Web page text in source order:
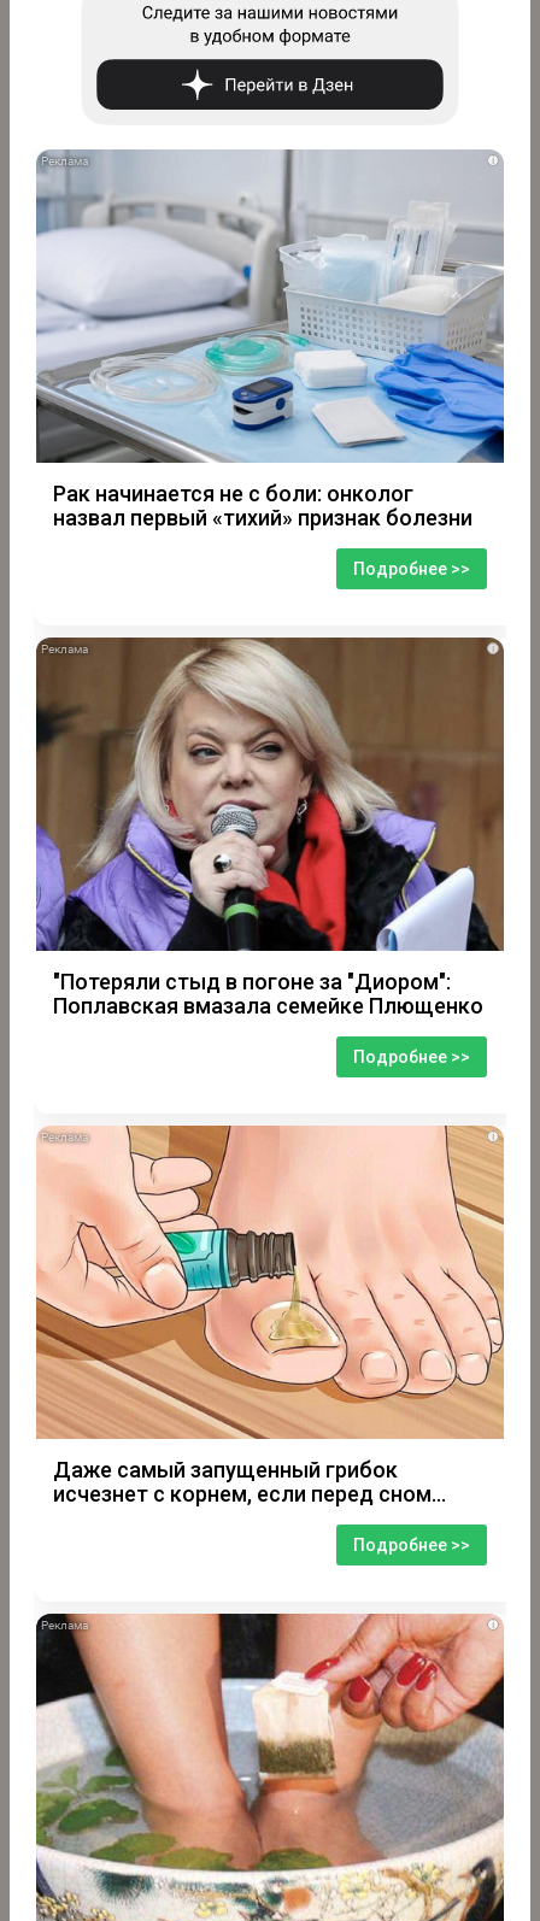
i
Рак начинается не с боли: онколог
назвал первый «тихий» признак болезни
Подробнее >>
i
"Потеряли стыд в погоне за "Диором":
Поплавская вмазала семейке Плющенко
Подробнее >>
i
Даже самый запущенный грибок
исчезнет с корнем, если перед сном…
Подробнее >>
i